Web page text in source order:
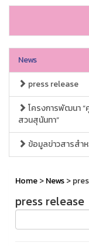
News
press release
โครงการพัฒนา
สวนสุนันทา”
ข้อมูลข่าวสารสำ
Home>News>
press release